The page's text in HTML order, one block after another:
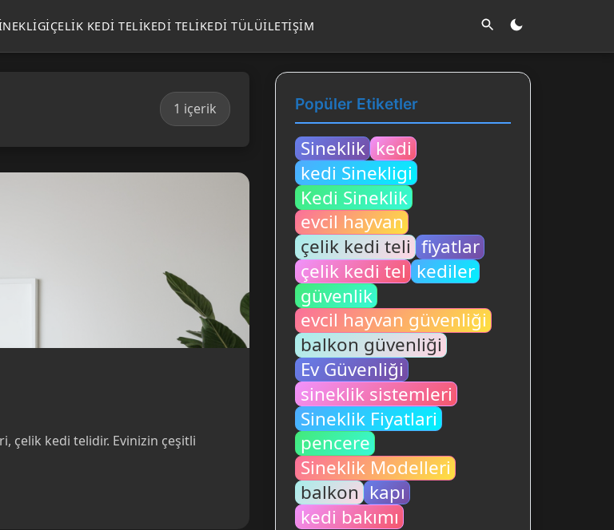
ÇELIK KEDI TELIKEDI TELIKEDI TÜLÜİLETIŞIM
1 içerik
çelik kedi telidir. Evinizin çeşitli
Popüler Etiketler
Sineklik kedi
kedi Sinekligi
Kedi Sineklik
evcil hayvan
çelik kedi teli fiyatlar
çelik kedi tel kediler
güvenlik
evcil hayvan güvenliği
balkon güvenliği
Ev Güvenliği
sineklik sistemleri
Sineklik Fiyatlari
pencere
Sineklik Modelleri
balkon kapı
kedi bakımı